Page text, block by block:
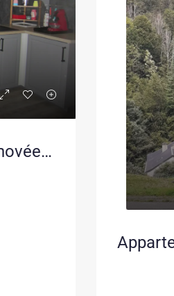
Belle maison de village rénovée avec jardin à Seix, Vallée du Salat